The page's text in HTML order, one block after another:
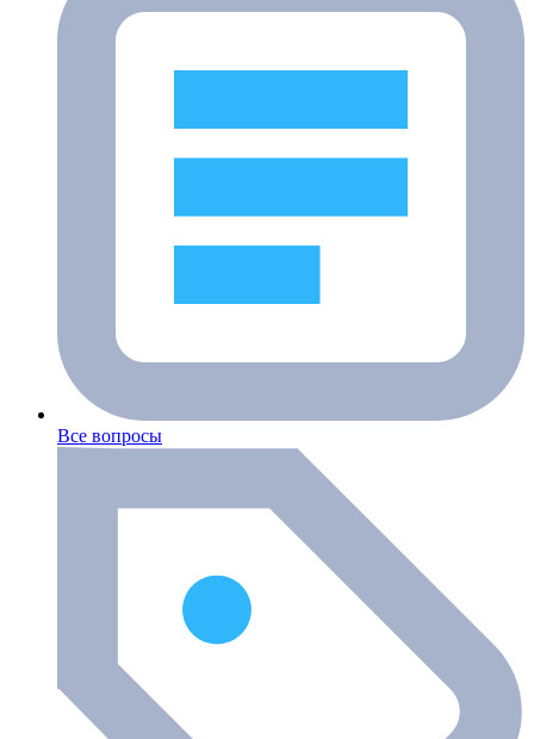
Все вопросы